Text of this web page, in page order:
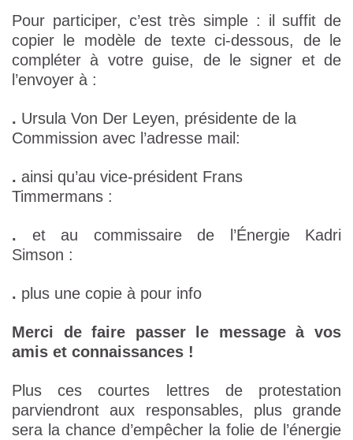
Pour participer, c’est très simple : il suffit de
copier le modèle de texte ci-dessous, de le
compléter à votre guise, de le signer et de
l’envoyer à :
. Ursula Von Der Leyen, présidente de la
Commission avec l’adresse mail:
. ainsi qu’au vice-président Frans
Timmermans :
. et au commissaire de l’Énergie Kadri
Simson :
. plus une copie à pour info
Merci de faire passer le message à vos
amis et connaissances !
Plus ces courtes lettres de protestation
parviendront aux responsables, plus grande
sera la chance d’empêcher la folie de l’énergie